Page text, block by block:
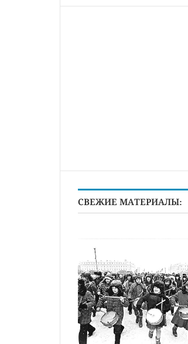
СВЕЖИЕ МАТЕРИАЛЫ: